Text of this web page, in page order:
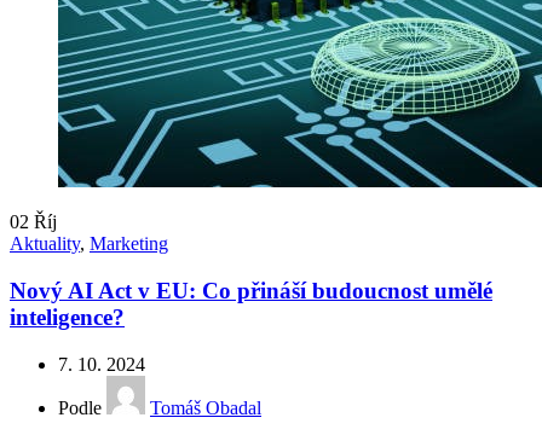
02 Říj
Aktuality, Marketing
Nový AI Act v EU: Co přináší budoucnost umělé
inteligence?
7. 10. 2024
Podle
Tomáš Obadal